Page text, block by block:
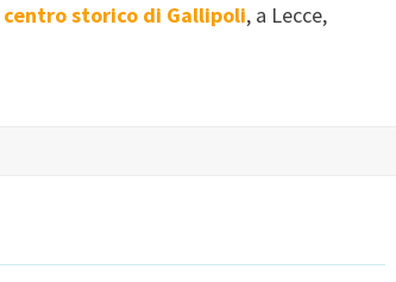
centro storico di Gallipoli, a Lecce,